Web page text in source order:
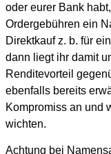
oder eurer Bank
Ordergebühren ein
Direktkauf z. b. für
dann liegt ihr damit
Renditevorteil
ebenfalls bereits
Kompromiss an und
wichten.
Achtung bei